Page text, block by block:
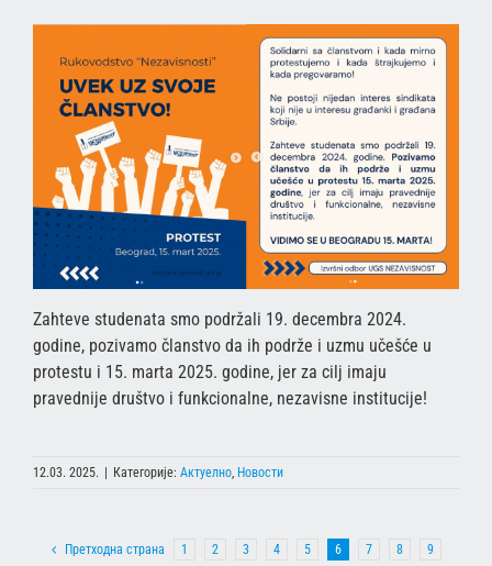
Zahteve studenata smo podržali 19. decembra 2024.
godine, pozivamo članstvo da ih podrže i uzmu učešće u
protestu i 15. marta 2025. godine, jer za cilj imaju
pravednije društvo i funkcionalne, nezavisne institucije!
12.03. 2025. Категорије: Актуелно, Новости
Претходна страна 1 2 3 4 5 6 7 8
9